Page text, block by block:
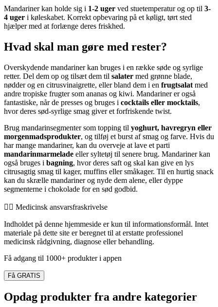
Mandariner kan holde sig i 1-2 uger ved stuetemperatur og op til 3-
4 uger i køleskabet. Korrekt opbevaring på et køligt, tørt sted
hjælper med at forlænge deres friskhed.
Hvad skal man gøre med rester?
Overskydende mandariner kan bruges i en række søde og syrlige
retter. Del dem op og tilsæt dem til salater med grønne blade,
nødder og en citrusvinaigrette, eller bland dem i en frugtsalat med
andre tropiske frugter som ananas og kiwi. Mandariner er også
fantastiske, når de presses og bruges i cocktails eller mocktails,
hvor deres sød-syrlige smag giver et forfriskende twist.
Brug mandarinsegmenter som topping til yoghurt, havregryn eller
morgenmadsprodukter, og tilføj et burst af smag og farve. Hvis du
har mange mandariner, kan du overveje at lave et parti
mandarinmarmelade eller syltetøj til senere brug. Mandariner kan
også bruges i bagning, hvor deres saft og skal kan give en lys
citrusagtig smag til kager, muffins eller småkager. Til en hurtig snack
kan du skrælle mandariner og nyde dem alene, eller dyppe
segmenterne i chokolade for en sød godbid.
👨‍⚕️️ Medicinsk ansvarsfraskrivelse
Indholdet på denne hjemmeside er kun til informationsformål. Intet
materiale på dette site er beregnet til at erstatte professionel
medicinsk rådgivning, diagnose eller behandling.
Få adgang til 1000+ produkter i appen
Få GRATIS
Opdag produkter fra andre kategorier